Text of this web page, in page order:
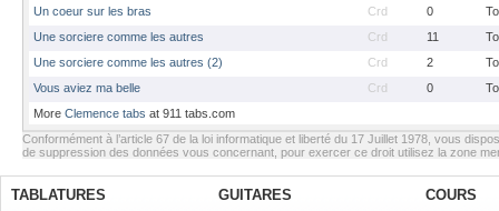
Un coeur sur les bras
Crd 0
Une sorciere comme les autres
Crd 11
Une sorciere comme les autres (2)
Crd 2
Vous aviez ma belle
Crd 0
More Clemence tabs at 911 tabs.com
Conformément à l’article 67 de la loi informatique et liberté du 17 Juillet 1978, vous
de suppression des données vous concernant, pour exercer ce droit utilisez la zone
TABLATURES GUITARES COURS